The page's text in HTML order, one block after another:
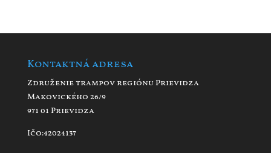
Kontaktná adresa
Združenie trampov regiónu Prievidza
Makovického 26/9
971 01 Prievidza
Ičo:42024137